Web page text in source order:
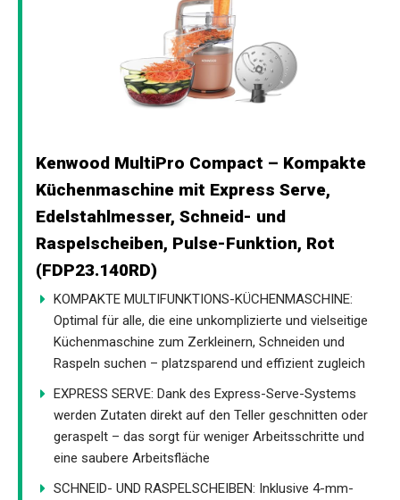
Kenwood MultiPro Compact – Kompakte
Küchenmaschine mit Express Serve,
Edelstahlmesser, Schneid- und
Raspelscheiben, Pulse-Funktion, Rot
(FDP23.140RD)
KOMPAKTE MULTIFUNKTIONS-KÜCHENMASCHINE:
Optimal für alle, die eine unkomplizierte und vielseitige
Küchenmaschine zum Zerkleinern, Schneiden und
Raspeln suchen – platzsparend und effizient zugleich
EXPRESS SERVE: Dank des Express-Serve-Systems
werden Zutaten direkt auf den Teller geschnitten oder
geraspelt – das sorgt für weniger Arbeitsschritte und
eine saubere Arbeitsfläche
SCHNEID- UND RASPELSCHEIBEN: Inklusive 4-mm-